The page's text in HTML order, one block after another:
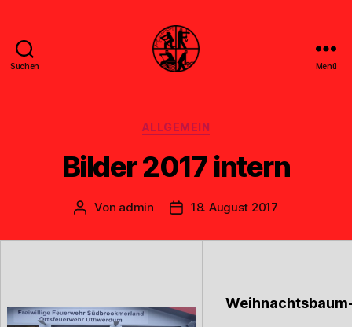
Suchen Menü
Kategorien
ALLGEMEIN
Bilder 2017 intern
Beitragsautor
Von admin Veröffentlichungsdatum
18. August 2017